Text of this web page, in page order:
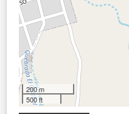
200 m
500 ft